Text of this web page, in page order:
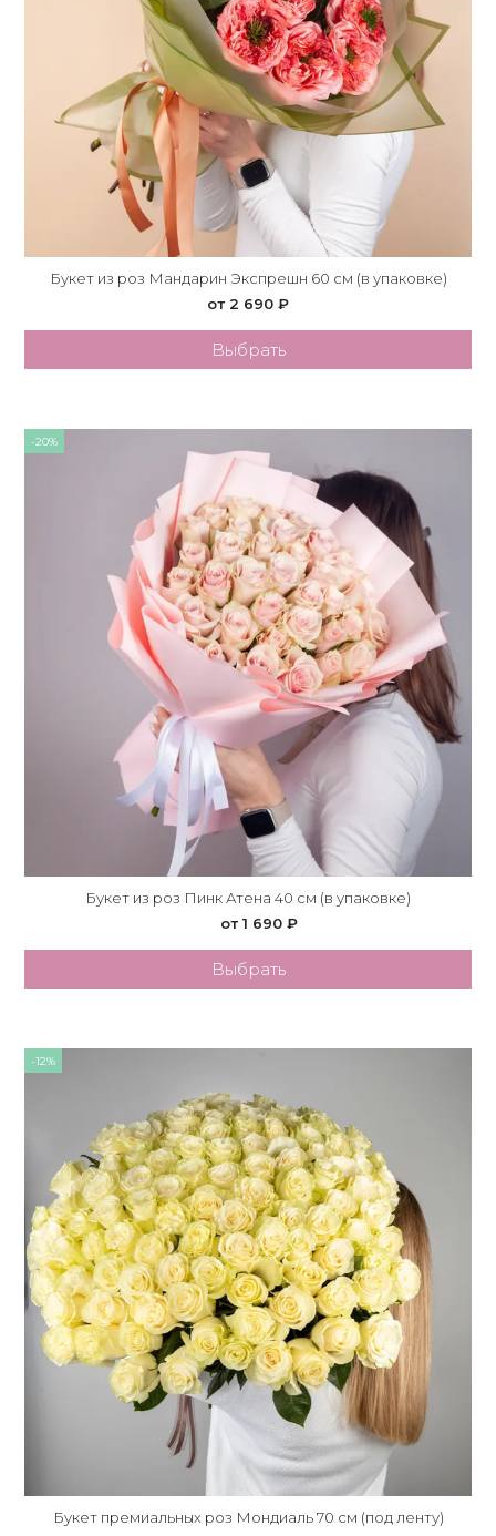
Букет из роз Мандарин Экспрешн 60 см (в упаковке)
от 2 690 ₽
Выбрать
-20%
Букет из роз Пинк Атена 40 см (в упаковке)
от 1 690 ₽
Выбрать
-12%
Букет премиальных роз Мондиаль 70 см (под ленту)